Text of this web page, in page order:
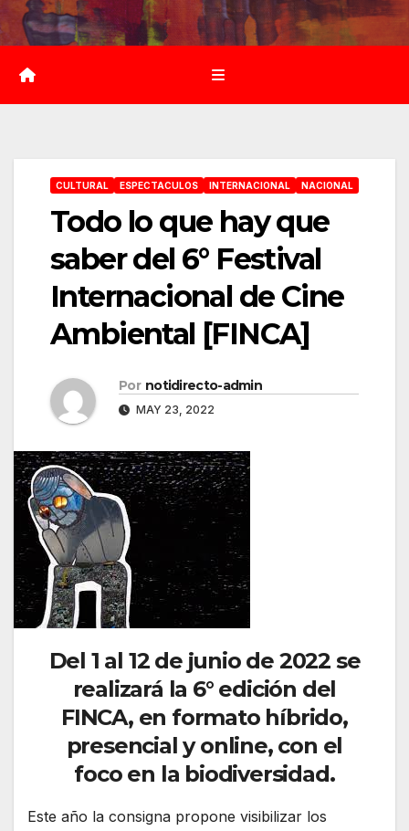
Saltar
al
contenido
CULTURAL ESPECTACULOS INTERNACIONAL NACIONAL
Todo lo que hay que
saber del 6° Festival
Internacional de Cine
Ambiental [FINCA]
Por notidirecto-admin
MAY 23, 2022
Del 1 al 12 de junio de 2022 se
realizará la 6° edición del
FINCA, en formato híbrido,
presencial y online, con el
foco en la biodiversidad.
Este año la consigna propone visibilizar los